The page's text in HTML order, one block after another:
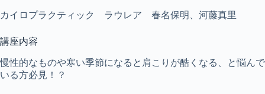
カイロプラクティック ラウレア 春名保明、河藤真里
講座内容
慢性的なものや寒い季節になると肩こりが酷くなる、と悩んで
いる方必見！？